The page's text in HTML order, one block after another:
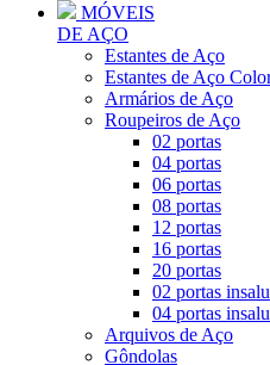
MÓVEIS
DE AÇO
Estantes de Aço
Estantes de Aço
Armários de Aço
Roupeiros de Aço
02 portas
04 portas
06 portas
08 portas
12 portas
16 portas
20 portas
02 portas
04 portas
Arquivos de Aço
Gôndolas